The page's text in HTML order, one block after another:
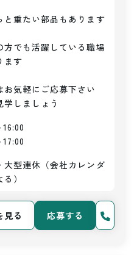
と重たい部品もあります
方でも活躍している職場
ます
お気軽にご応募下さい
大型連休（会社カレンダ
）
見る 応募する